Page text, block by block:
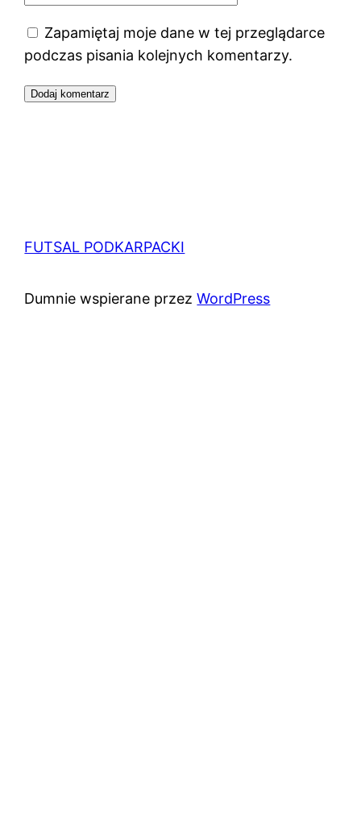
Zapamiętaj moje dane w tej przeglądarce
podczas pisania kolejnych komentarzy.
FUTSAL PODKARPACKI
Dumnie wspierane przezWordPress